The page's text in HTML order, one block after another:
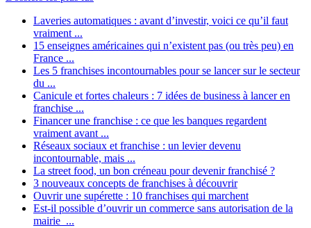
Laveries automatiques : avant d’investir, voici ce qu’il faut
vraiment ...
15 enseignes américaines qui n’existent pas (ou très peu) en
France ...
Les 5 franchises incontournables pour se lancer sur le secteur
du ...
Canicule et fortes chaleurs : 7 idées de business à lancer en
franchise ...
Financer une franchise : ce que les banques regardent
vraiment avant ...
Réseaux sociaux et franchise : un levier devenu
incontournable, mais ...
La street food, un bon créneau pour devenir franchisé ?
3 nouveaux concepts de franchises à découvrir
Ouvrir une supérette : 10 franchises qui marchent
Est-il possible d’ouvrir un commerce sans autorisation de la
mairie ...